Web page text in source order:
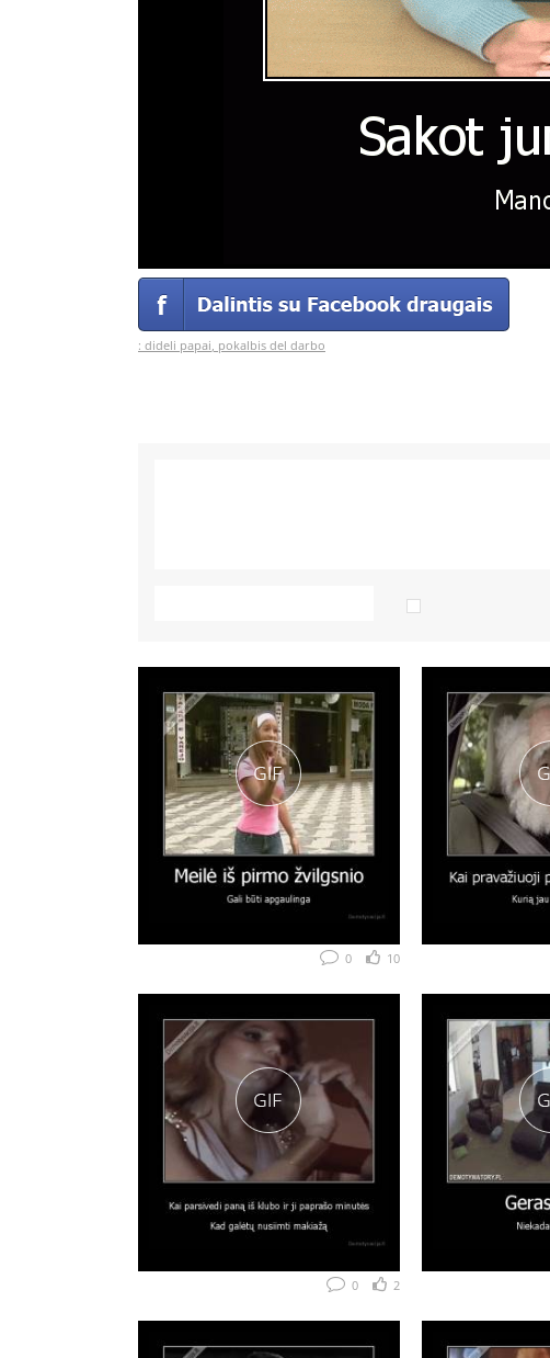
: dideli papai, pokalbis del darbo
0 10
0 2